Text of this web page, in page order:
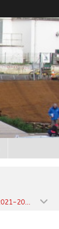
SÉNIOR U23 (SAISON 2021-2022)